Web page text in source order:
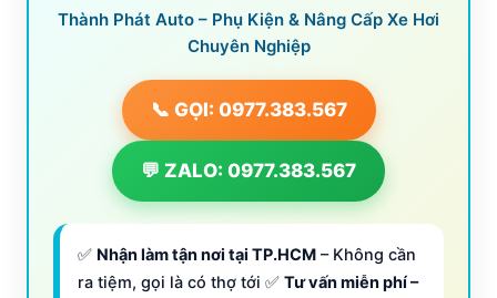
Thành Phát Auto – Phụ Kiện & Nâng Cấp Xe Hơi
Chuyên Nghiệp
📞 GỌI: 0977.383.567
💬 ZALO: 0977.383.567
✅ Nhận làm tận nơi tại TP.HCM – Không cần
ra tiệm, gọi là có thợ tới ✅ Tư vấn miễn phí –